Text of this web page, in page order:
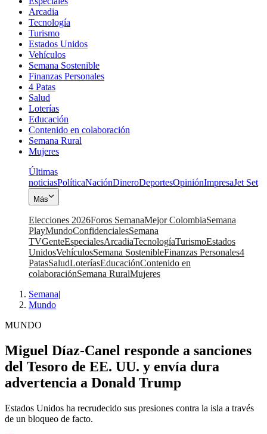
Arcadia
Tecnología
Turismo
Estados Unidos
Vehículos
Semana Sostenible
Finanzas Personales
4 Patas
Salud
Loterías
Educación
Contenido en colaboración
Semana Rural
Mujeres
Últimas
noticiasPolíticaNaciónDineroDeportesOpiniónImpresaJet Set
Más
Elecciones 2026Foros SemanaMejor ColombiaSemana
PlayMundoConfidencialesSemana
TVGenteEspecialesArcadiaTecnologíaTurismoEstados
UnidosVehículosSemana SostenibleFinanzas Personales4
PatasSaludLoteríasEducaciónContenido en
colaboraciónSemana RuralMujeres
Semana|
Mundo
MUNDO
Miguel Díaz-Canel responde a sanciones
del Tesoro de EE. UU. y envía dura
advertencia a Donald Trump
Estados Unidos ha recrudecido sus presiones contra la isla a través
de un bloqueo de facto.